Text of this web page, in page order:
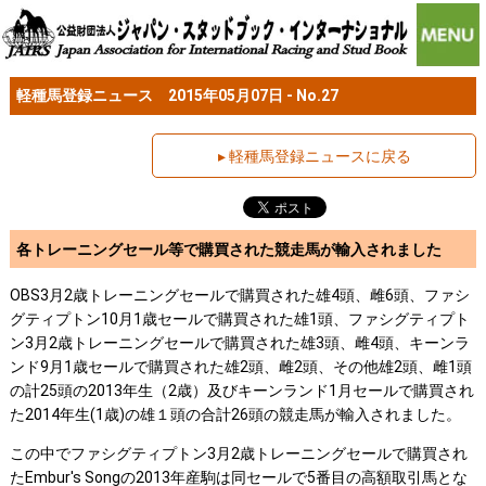
軽種馬登録ニュース 2015年05月07日 - No.27
▸ 軽種馬登録ニュースに戻る
各トレーニングセール等で購買された競走馬が輸入されました
OBS3月2歳トレーニングセールで購買された雄4頭、雌6頭、ファシ
グティプトン10月1歳セールで購買された雄1頭、ファシグティプト
ン3月2歳トレーニングセールで購買された雄3頭、雌4頭、キーンラ
ンド9月1歳セールで購買された雄2頭、雌2頭、その他雄2頭、雌1頭
の計25頭の2013年生（2歳）及びキーンランド1月セールで購買され
た2014年生(1歳)の雄１頭の合計26頭の競走馬が輸入されました。
この中でファシグティプトン3月2歳トレーニングセールで購買され
たEmbur's Songの2013年産駒は同セールで5番目の高額取引馬とな